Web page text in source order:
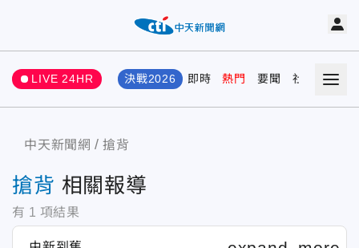
LIVE 24HR 決戰2026 即時 熱門 要聞 社會 娛樂
中天新聞網 搶背
搶背 相關報導
有 1 項結果